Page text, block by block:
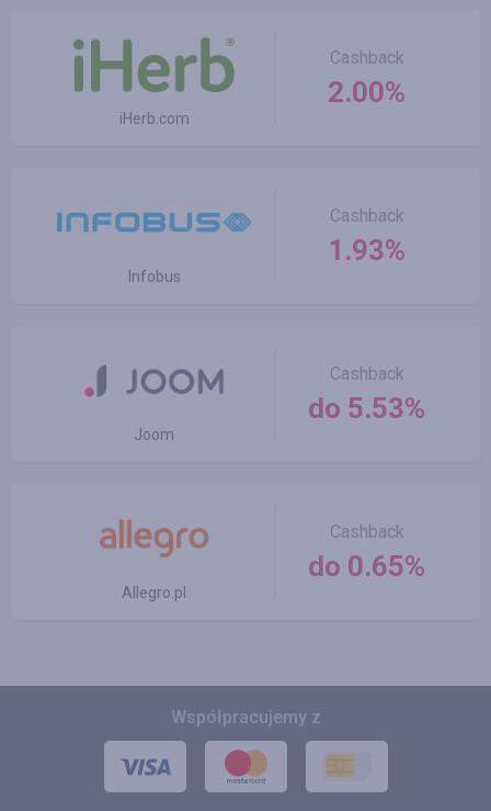
iHerb.com
Cashback
2.00%
Infobus
Cashback
1.93%
Joom
Cashback
do 5.53%
Allegro.pl
Cashback
do 0.65%
Współpracujemy z